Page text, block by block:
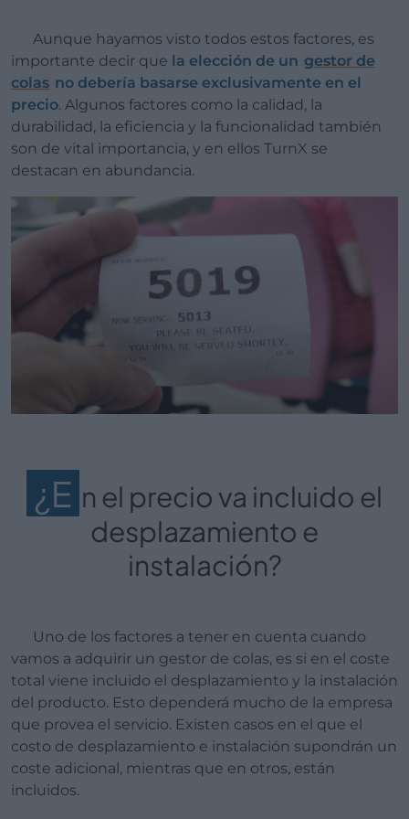
Aunque hayamos visto todos estos factores, es
importante decir que la elección de un gestor de
colas no debería basarse exclusivamente en el
precio. Algunos factores como la calidad, la
durabilidad, la eficiencia y la funcionalidad también
son de vital importancia, y en ellos TurnX se
destacan en abundancia.
¿E n el precio va incluido el
desplazamiento e
instalación?
Uno de los factores a tener en cuenta cuando
vamos a adquirir un gestor de colas, es si en el coste
total viene incluido el desplazamiento y la instalación
del producto. Esto dependerá mucho de la empresa
que provea el servicio. Existen casos en el que el
costo de desplazamiento e instalación supondrán un
coste adicional, mientras que en otros, están
incluidos.